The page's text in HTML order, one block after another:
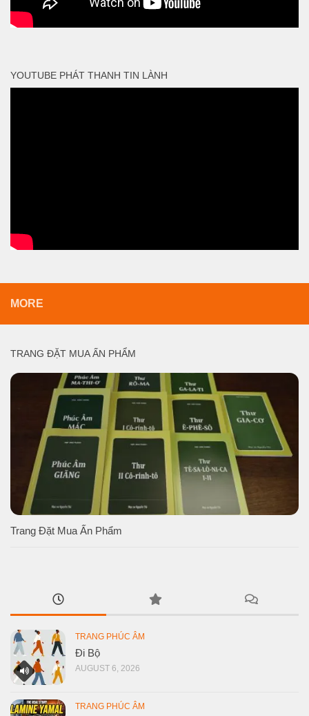
YOUTUBE PHÁT THANH TIN LÀNH
MORE
TRANG ĐẶT MUA ẤN PHẨM
Trang Đặt Mua Ấn Phẩm
TRANG PHÚC ÂM
Đi Bộ
AUGUST 6, 2026
TRANG PHÚC ÂM